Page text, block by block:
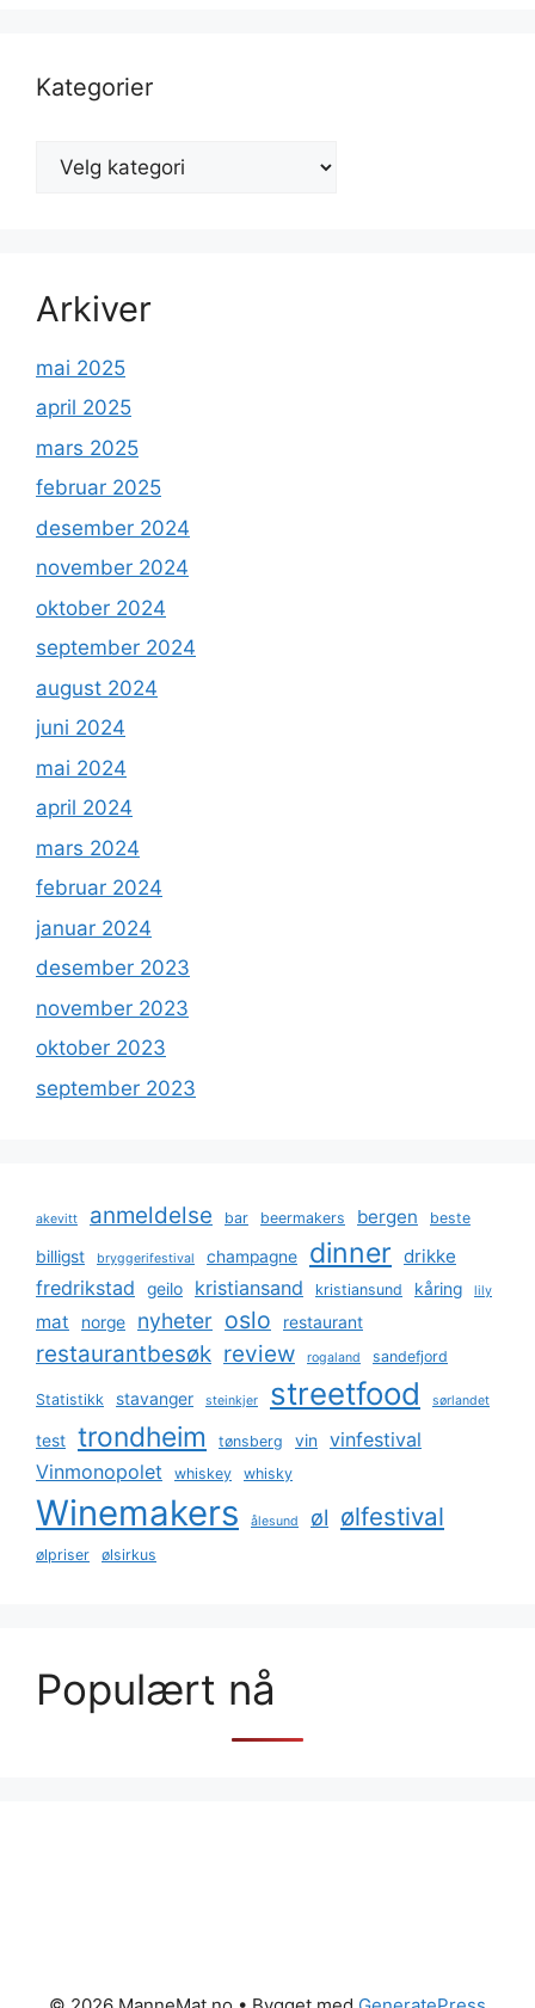
Kategorier
Kategorier
Arkiver
mai 2025
april 2025
mars 2025
februar 2025
desember 2024
november 2024
oktober 2024
september 2024
august 2024
juni 2024
mai 2024
april 2024
mars 2024
februar 2024
januar 2024
desember 2023
november 2023
oktober 2023
september 2023
akevitt anmeldelse bar beermakers bergen beste
billigst bryggerifestival champagne dinner drikke
fredrikstad geilo kristiansand kristiansund kåring lily
mat norge nyheter oslo restaurant
restaurantbesøk review rogaland sandefjord
Statistikk stavanger steinkjer streetfood sørlandet
test trondheim tønsberg vin
vinfestival
Vinmonopolet
whiskey whisky
Winemakers ålesund øl ølfestival
ølpriser ølsirkus
Populært nå